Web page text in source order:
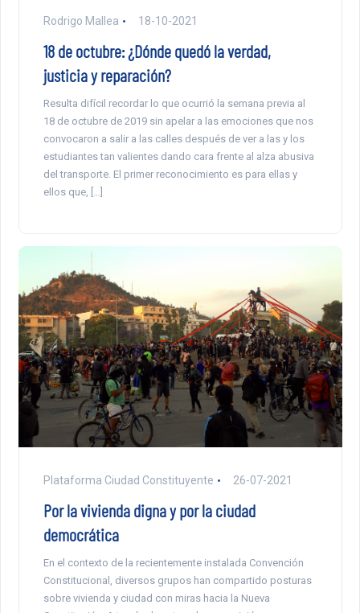
Rodrigo Mallea 18-10-2021
18 de octubre: ¿Dónde quedó la verdad,
justicia y reparación?
Resulta difícil recordar lo que ocurrió la semana previa al
18 de octubre de 2019 sin apelar a las emociones que nos
convocaron a salir a las calles después de ver a las y los
estudiantes tan valientes dando cara frente al alza abusiva
del transporte. El primer reconocimiento es para ellas y
ellos que, […]
Plataforma Ciudad Constituyente 26-07-2021
Por la vivienda digna y por la ciudad
democrática
En el contexto de la recientemente instalada Convención
Constitucional, diversos grupos han compartido posturas
sobre vivienda y ciudad con miras hacia la Nueva